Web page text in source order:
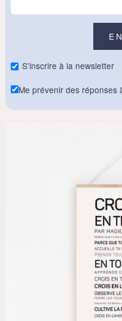
S'inscrire à la newsletter
Me prévenir des réponses